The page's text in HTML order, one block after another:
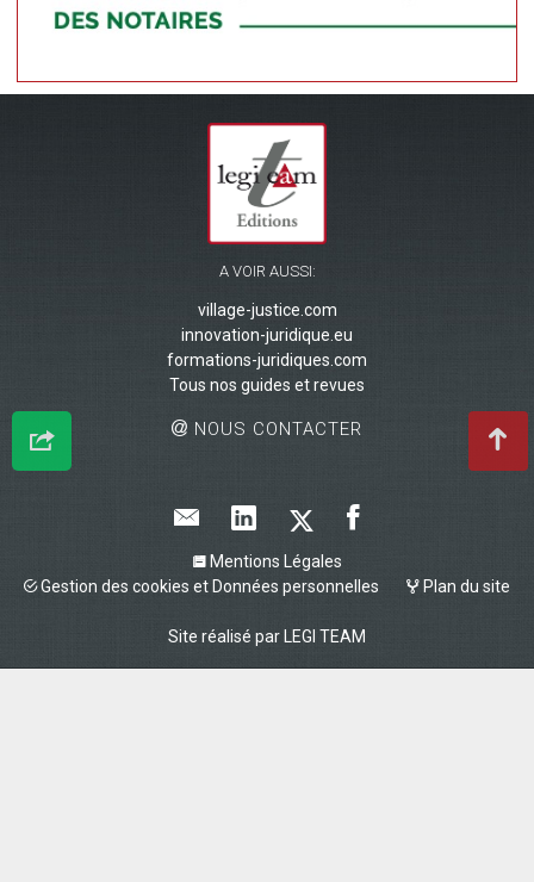
A VOIR AUSSI:
village-justice.com
innovation-juridique.eu
formations-juridiques.com
Tous nos guides et revues
NOUS CONTACTER
Mentions Légales
Gestion des cookies et Données personnelles
Plan du site
Site réalisé par LEGI TEAM